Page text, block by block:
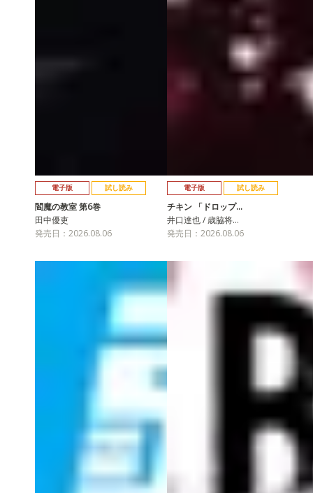
電子版 試し読み
閻魔の教室 第6巻
田中優吏
発売日：2026.08.06
電子版 試し読み
チキン 「ドロップ…
井口達也 / 歳脇将…
発売日：2026.08.06